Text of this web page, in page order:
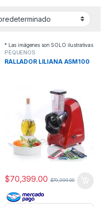
* Las imágenes son SOLO ilustrativas
PEQUEÑOS
ELECTRODOMESTICOS ,
RALLADORES
RALLADOR LILIANA ASM100
$70,399.00 $79,999.00